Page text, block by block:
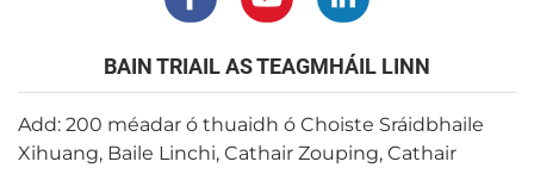
BAIN TRIAIL AS TEAGMHÁIL LINN
Add: 200 méadar ó thuaidh ó Choiste Sráidbhaile
Xihuang, Baile Linchi, Cathair Zouping, Cathair